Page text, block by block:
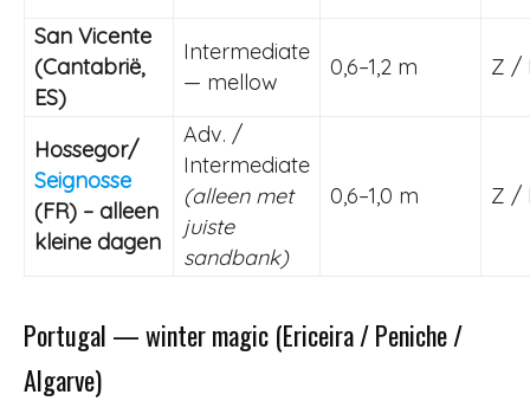
San Vicente
(Cantabrië,
ES)
Intermediate
— mellow
0,6–1,2 m Z /
Hossegor/
Seignosse
(FR) – alleen
kleine dagen
Adv. /
Intermediate
(alleen met
juiste
sandbank)
0,6–1,0 m Z /
Portugal — winter magic (Ericeira / Peniche /
Algarve)